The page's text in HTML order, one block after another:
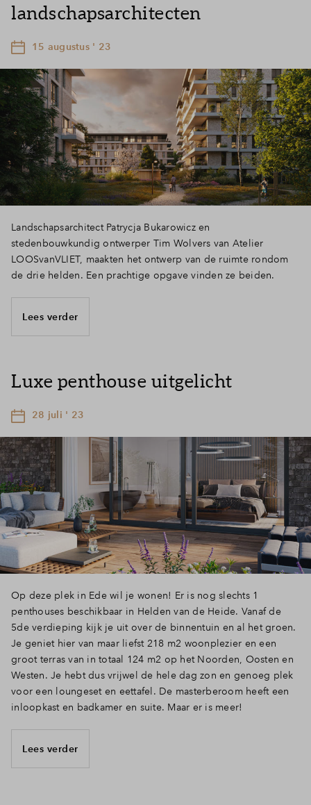
landschapsarchitecten
15 augustus ' 23
Landschapsarchitect Patrycja Bukarowicz en
stedenbouwkundig ontwerper Tim Wolvers van Atelier
LOOSvanVLIET, maakten het ontwerp van de ruimte rondom
de drie helden. Een prachtige opgave vinden ze beiden.
Lees verder
Luxe penthouse uitgelicht
28 juli ' 23
Op deze plek in Ede wil je wonen! Er is nog slechts 1
penthouses beschikbaar in Helden van de Heide. Vanaf de
5de verdieping kijk je uit over de binnentuin en al het groen.
Je geniet hier van maar liefst 218 m2 woonplezier en een
groot terras van in totaal 124 m2 op het Noorden, Oosten en
Westen. Je hebt dus vrijwel de hele dag zon en genoeg plek
voor een loungeset en eettafel. De masterberoom heeft een
inloopkast en badkamer en suite. Maar er is meer!
Lees verder